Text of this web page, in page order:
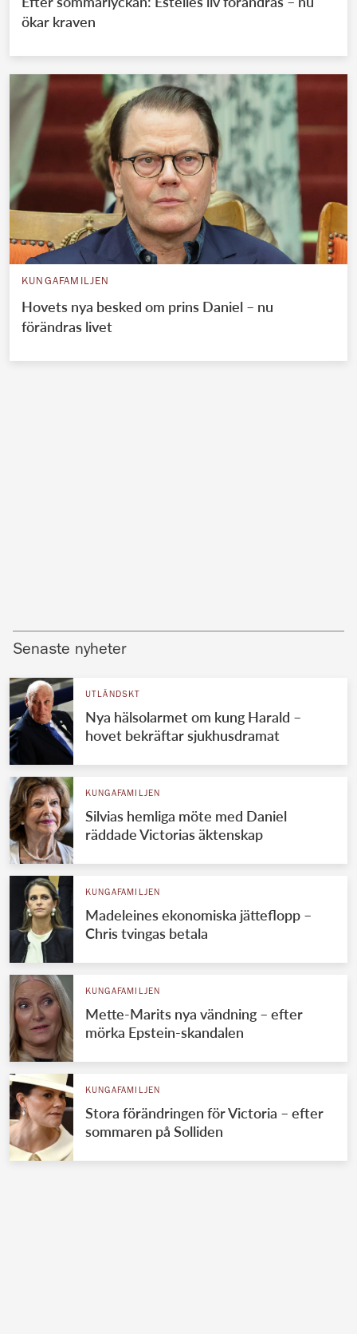
ökar kraven
KUNGAFAMILJEN
Hovets nya besked om prins Daniel – nu
förändras livet
Senaste nyheter
UTLÄNDSKT
Nya hälsolarmet om kung Harald –
hovet bekräftar sjukhusdramat
KUNGAFAMILJEN
Silvias hemliga möte med Daniel
räddade Victorias äktenskap
KUNGAFAMILJEN
Madeleines ekonomiska jätteflopp –
Chris tvingas betala
KUNGAFAMILJEN
Mette-Marits nya vändning – efter
mörka Epstein-skandalen
KUNGAFAMILJEN
Stora förändringen för Victoria – efter
sommaren på Solliden